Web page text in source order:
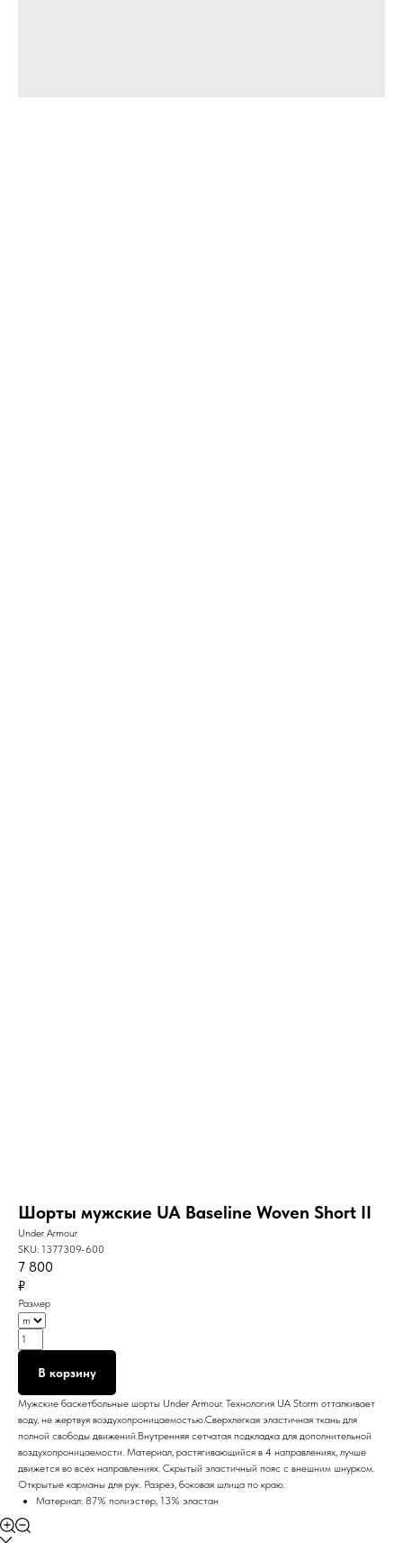
Шорты мужские UA Baseline Woven Short II
Under Armour
SKU: 1377309-600
7 800
₽
Размер
В корзину
Мужские баскетбольные шорты Under Armour. Технология UA Storm отталкивает
воду, не жертвуя воздухопроницаемостью.Сверхлегкая эластичная ткань для
полной свободы движений.Внутренняя сетчатая подкладка для дополнительной
воздухопроницаемости. Материал, растягивающийся в 4 направлениях, лучше
движется во всех направлениях. Скрытый эластичный пояс с внешним шнурком.
Открытые карманы для рук. Разрез, боковая шлица по краю.
Материал: 87% полиэстер, 13% эластан